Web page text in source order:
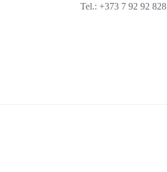
Tel.: +373 7 92 92 828